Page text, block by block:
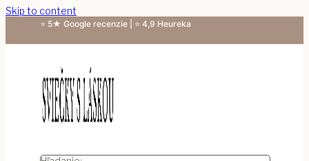
Skip to content
⭐ 5★ Google recenzie | ⭐ 4,9 Heureka